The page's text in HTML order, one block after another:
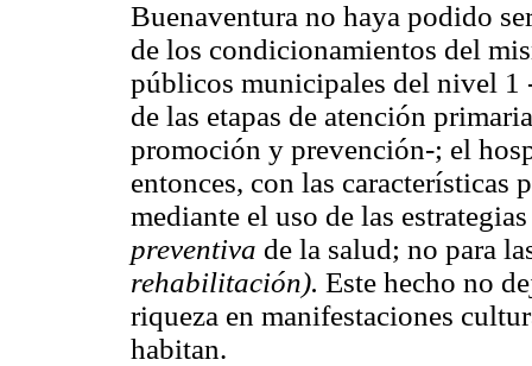
Buenaventura no haya podido
de los condicionamientos del
públicos municipales del nivel 1
de las etapas de atención
promoción y prevención-; el
entonces, con las características
mediante el uso de las
preventiva de la salud; no para
rehabilitación). Este hecho no
riqueza en manifestaciones
habitan.